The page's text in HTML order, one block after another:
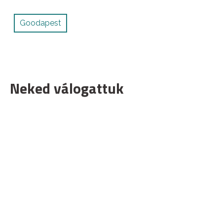
Goodapest
Neked válogattuk